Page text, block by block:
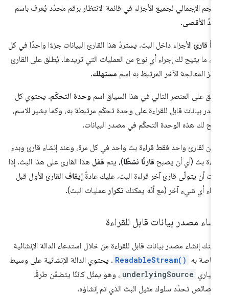
الإجمالي لجميع الأجزاء في قائمة الانتظار برقم محدّد يُعرف باسم
الأقصى.
قارئالأجزاء داخل البث. يستردّ هذا القارئ البيانات جزءًا واحدًا في كل
ما يتيح لك إجراء أي نوع من العمليات التي تريدها. يُطلق على القارئ
المعالجة الآخر المرتبط به اسممستهلك.
على العنصر التالي في هذا السياق اسموحدة التحكّم. يحتوي كل
بيانات قابل للقراءة على وحدة تحكّم مرتبطة به، وكما يشير الاسم،
لك هذه الوحدة التحكّم في مصدر البيانات.
لقارئ واحد فقط قراءة بث واحد في كل مرة، وعند إنشاء قارئ وبدء
بث (أي أن يصبحقارئًا نشطًا)، يتم قفل هذا القارئ على هذا البث. إذا
أن يتولّى قارئ آخر قراءة البث، عليك عادةًإيقافالقارئ الأول قبل
أي شيء آخر (مع أنّه يمكنكتكرارعمليات البث).
مصدر بيانات قابل للقراءة
إنشاء مصدر بيانات قابل للقراءة من خلال استدعاء الدالة الإنشائية
به ReadableStream() . يحتوي الدالة الإنشائية على وسيط
underlyingSource ، وهو يمثّل كائنًا يتضمّن طرقًا
تحدّد سلوك مثيل البث الذي تم إنشاؤه.